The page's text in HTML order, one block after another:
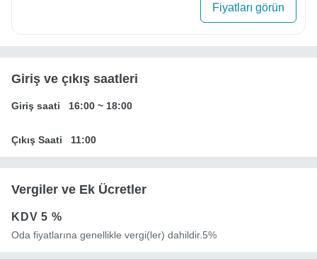
Fiyatları görün
Giriş ve çıkış saatleri
Giriş saati 16:00 ~ 18:00
Çıkış Saati 11:00
Vergiler ve Ek Ücretler
KDV5 %
Oda fiyatlarına genellikle vergi(ler) dahildir.5%